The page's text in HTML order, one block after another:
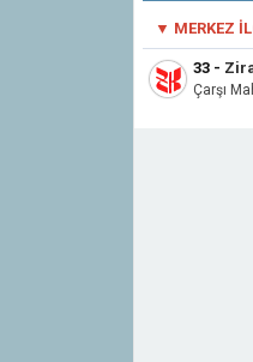
▼ MERKEZ
33 -
Çarşı